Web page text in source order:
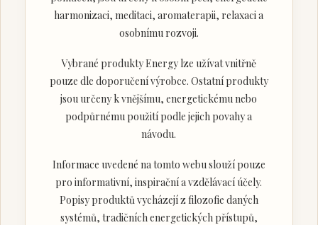
harmonizaci, meditaci, aromaterapii, relaxaci a
osobnímu rozvoji.
Vybrané produkty Energy lze užívat vnitřně
pouze dle doporučení výrobce. Ostatní produkty
jsou určeny k vnějšímu, energetickému nebo
podpůrnému použití podle jejich povahy a
návodu.
Informace uvedené na tomto webu slouží pouze
pro informativní, inspirační a vzdělávací účely.
Popisy produktů vycházejí z filozofie daných
systémů, tradičních energetických přístupů,